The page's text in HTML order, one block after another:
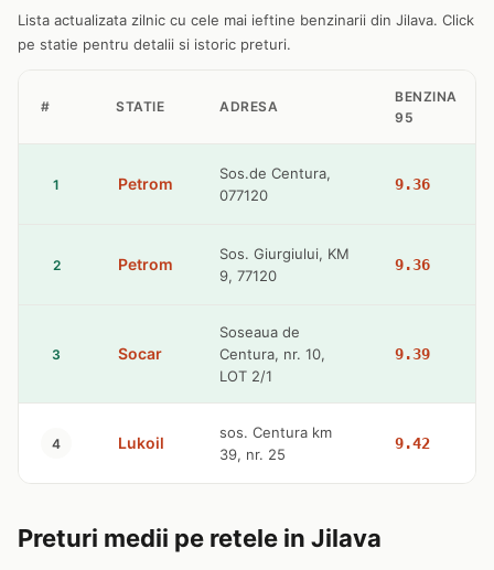
Lista actualizata zilnic cu cele mai ieftine benzinarii din Jilava. Click
pe statie pentru detalii si istoric preturi.
# STATIE ADRESA
BENZINA
95
1 Petrom
Sos.de Centura,
077120
9.36
2 Petrom
Sos. Giurgiului, KM
9, 77120
9.36
3 Socar
Soseaua de
Centura, nr. 10,
LOT 2/1
9.39
4 Lukoil
sos. Centura km
39, nr. 25
9.42
Preturi medii pe retele in Jilava